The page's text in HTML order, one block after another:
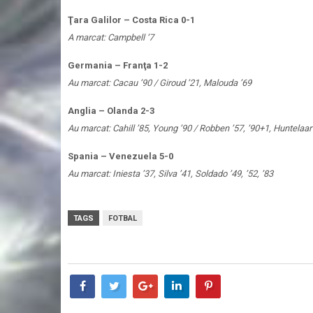
Ţara Galilor – Costa Rica 0-1
A marcat: Campbell ‘7
Germania – Franţa 1-2
Au marcat: Cacau ’90 / Giroud ’21, Malouda ’69
Anglia – Olanda 2-3
Au marcat: Cahill ’85, Young ’90 / Robben ’57, ’90+1, Huntelaar
Spania – Venezuela 5-0
Au marcat: Iniesta ’37, Silva ’41, Soldado ’49, ’52, ’83
TAGS FOTBAL